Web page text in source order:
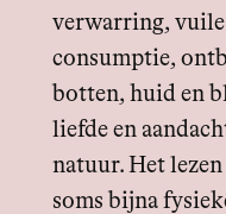
verwarring,
consumptie,
botten, huid en
liefde en
natuur. Het
soms bijna